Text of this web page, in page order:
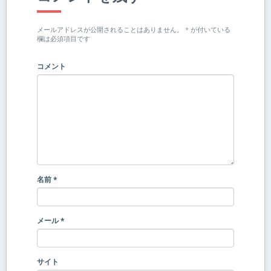
メールアドレスが公開されることはありません。 * が付いている
欄は必須項目です
コメント
名前*
メール*
サイト